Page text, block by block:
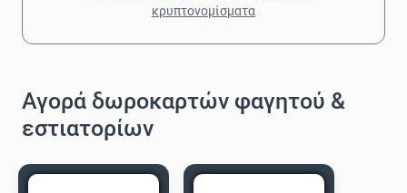
κρυπτονομίσματα
Αγορά δωροκαρτών φαγητού &
εστιατορίων